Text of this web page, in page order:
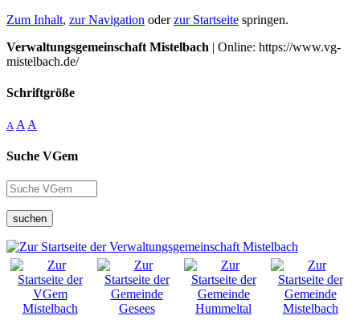
Zum Inhalt, zur Navigation oderzur Startseite springen.
Verwaltungsgemeinschaft Mistelbach | Online: https://www.vg-
mistelbach.de/
Schriftgröße
A A A
Suche VGem
suchen